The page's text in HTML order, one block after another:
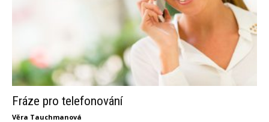
Fráze pro telefonování
Věra Tauchmanová